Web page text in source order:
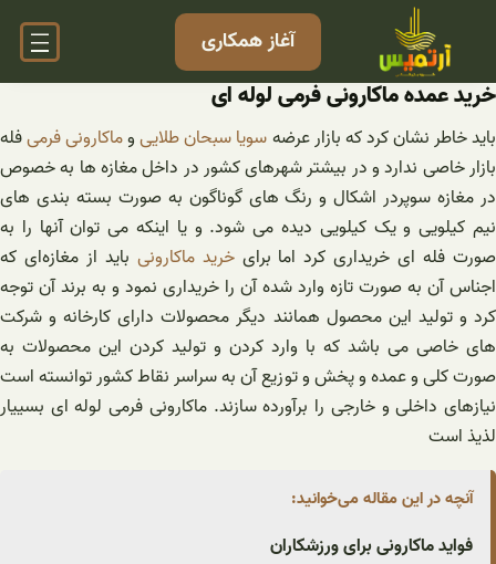
آغاز همکاری
خرید عمده ماکارونی فرمی لوله ای
باید خاطر نشان کرد که بازار عرضهسویا سبحان طلاییوماکارونی فرمیفله
بازار خاصی ندارد و در بیشتر شهرهای کشور در داخل مغازه ها به خصوص
در مغازه سوپردر اشکال و رنگ های گوناگون به صورت بسته بندی های
نیم کیلویی و یک کیلویی دیده می شود. و یا اینکه می توان آنها را به
صورت فله ای خریداری کرد اما برایخرید ماکارونی باید از مغازه‌ای که
اجناس آن به صورت تازه وارد شده آن را خریداری نمود و به برند آن توجه
کرد و تولید این محصول همانند دیگر محصولات دارای کارخانه و شرکت
های خاصی می باشد که با وارد کردن و تولید کردن این محصولات به
صورت کلی و عمده و پخش و توزیع آن به سراسر نقاط کشور توانسته است
نیازهای داخلی و خارجی را برآورده سازند. ماکارونی فرمی لوله ای بسییار
لذیذ است
آنچه در این مقاله می‌خوانید:
فواید ماکارونی برای ورزشکاران